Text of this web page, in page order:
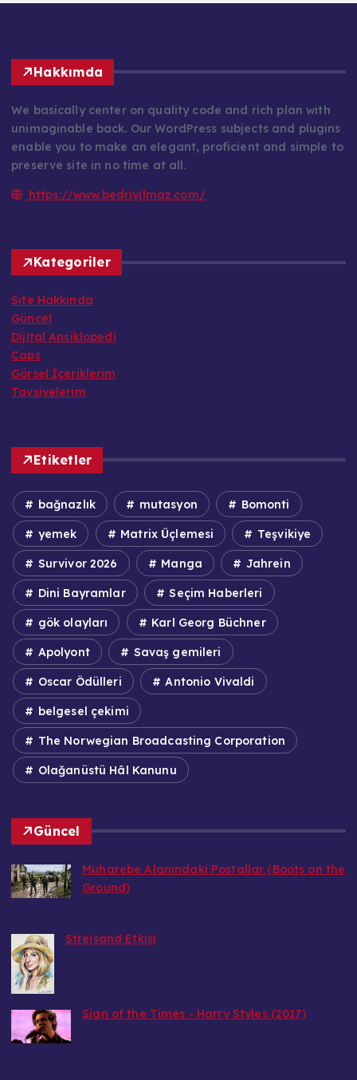
Hakkımda
We basically center on quality code and rich plan with
unimaginable back. Our WordPress subjects and plugins
enable you to make an elegant, proficient and simple to
preserve site in no time at all.
https://www.bedriyilmaz.com/
Kategoriler
Site Hakkında
Güncel
Dijital Ansiklopedi
Caps
Görsel İçeriklerim
Tavsiyelerim
Etiketler
bağnazlık mutasyon Bomonti
yemek Matrix Üçlemesi Teşvikiye
Survivor 2026 Manga Jahrein
Dini Bayramlar Seçim Haberleri
gök olayları Karl Georg Büchner
Apolyont Savaş gemileri
Oscar Ödülleri Antonio Vivaldi
belgesel çekimi
The Norwegian Broadcasting Corporation
Olağanüstü Hâl Kanunu
Güncel
Muharebe Alanındaki Postallar (Boots on the
Ground)
Streisand Etkisi
Sign of the Times - Harry Styles (2017)